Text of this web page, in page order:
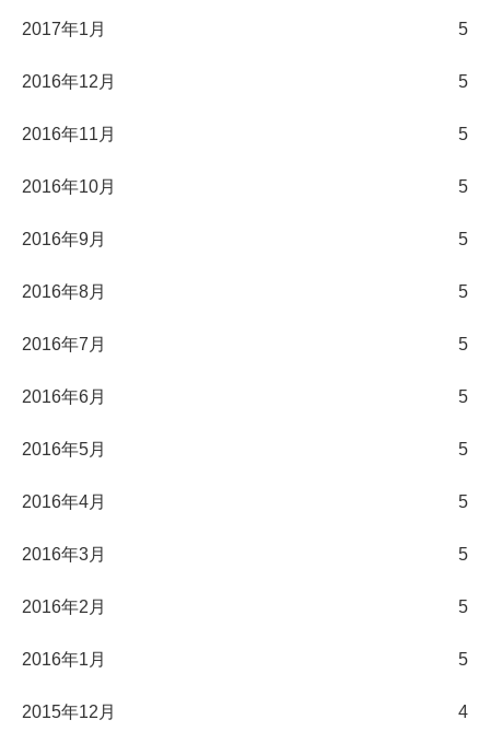
2017年1月 5
2016年12月 5
2016年11月 5
2016年10月 5
2016年9月 5
2016年8月 5
2016年7月 5
2016年6月 5
2016年5月 5
2016年4月 5
2016年3月 5
2016年2月 5
2016年1月 5
2015年12月 4